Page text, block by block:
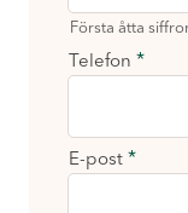
a
r
Första åtta
Telefon *
E-post *